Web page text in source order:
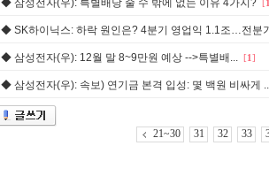
◆ 삼성전자(우): 특별배당 줄 수 밖에 없는 이유 4가지? [
◆ SK하이닉스: 하락 원인은? 4분기 영업익 1.1조…전분
◆ 삼성전자(우): 12월 말 8~9만원 예상 -->특별배... [1]
◆ 삼성전자(우): 속보) 연기금 본격 입성: 몇 백원 비싸게
21~30 31 32 33